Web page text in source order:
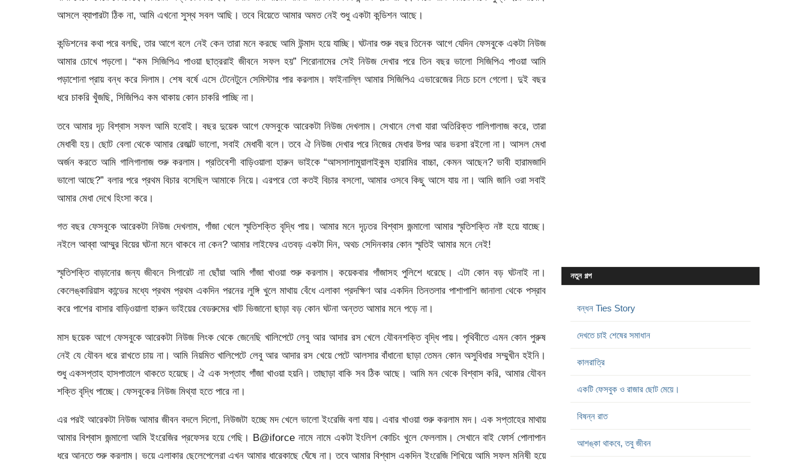
আসলে ব্যাপারটা ঠিক না, আমি এখনো সুস্থ সবল আছি। তবে বিয়েতে আমার অমত নেই শুধু একটা কন্ডিশন আছে।
কন্ডিশনের কথা পরে বলছি, তার আগে বলে নেই কেন তারা মনে করছে আমি উন্মাদ হয়ে যাচ্ছি। ঘটনার শুরু বছর তিনেক আগে যেদিন ফেসবুকে একটা নিউজ
আমার চোখে পড়লো। “কম সিজিপিএ পাওয়া ছাত্ররাই জীবনে সফল হয়” শিরোনামের সেই নিউজ দেখার পরে তিন বছর ভালো সিজিপিএ পাওয়া আমি
পড়াশোনা প্রায় বন্ধ করে দিলাম। শেষ বর্ষে এসে টেনেটুনে সেমিস্টার পার করলাম। ফাইনাল্লি আমার সিজিপিএ এভারেজের নিচে চলে গেলো। দুই বছর
ধরে চাকরি খুঁজছি, সিজিপিএ কম থাকায় কোন চাকরি পাচ্ছি না।
তবে আমার দৃঢ় বিশ্বাস সফল আমি হবোই। বছর দুয়েক আগে ফেসবুকে আরেকটা নিউজ দেখলাম। সেখানে লেখা যারা অতিরিক্ত গালিগালাজ করে, তারা
মেধাবী হয়। ছোট বেলা থেকে আমার রেজাল্ট ভালো, সবাই মেধাবী বলে। তবে ঐ নিউজ দেখার পরে নিজের মেধার উপর আর ভরসা রইলো না। আসল মেধা
অর্জন করতে আমি গালিগালাজ শুরু করলাম। প্রতিবেশী বাড়িওয়ালা হারুন ভাইকে “আসসালামুয়ালাইকুম হারামির বাচ্চা, কেমন আছেন? ভাবী হারামজাদি
ভালো আছে?” বলার পরে প্রথম বিচার বসেছিল আমাকে নিয়ে। এরপরে তো কতই বিচার বসলো, আমার ওসবে কিছু আসে যায় না। আমি জানি ওরা সবাই
আমার মেধা দেখে হিংসা করে।
গত বছর ফেসবুকে আরেকটা নিউজ দেখলাম, গাঁজা খেলে স্মৃতিশক্তি বৃদ্ধি পায়। আমার মনে দৃঢ়তর বিশ্বাস জন্মালো আমার স্মৃতিশক্তি নষ্ট হয়ে যাচ্ছে।
নইলে আব্বা আম্মুর বিয়ের ঘটনা মনে থাকবে না কেন? আমার লাইফের এতবড় একটা দিন, অথচ সেদিনকার কোন স্মৃতিই আমার মনে নেই!
স্মৃতিশক্তি বাড়ানোর জন্য জীবনে সিগারেট না ছোঁয়া আমি গাঁজা খাওয়া শুরু করলাম। কয়েকবার গাঁজাসহ পুলিশে ধরেছে। এটা কোন বড় ঘটনাই না।
কেলেঙ্কারিয়াস কান্ডের মধ্যে প্রথম প্রথম একদিন পরনের লুঙ্গি খুলে মাথায় বেঁধে এলাকা প্রদক্ষিণ আর একদিন তিনতলার পাশাপাশি জানালা থেকে পস্রাব
করে পাশের বাসার বাড়িওয়ালা হারুন ভাইয়ের বেডরুমের খাট ভিজানো ছাড়া বড় কোন ঘটনা অন্তত আমার মনে পড়ে না।
মাস ছয়েক আগে ফেসবুকে আরেকটা নিউজ লিংক থেকে জেনেছি খালিপেটে লেবু আর আদার রস খেলে যৌবনশক্তি বৃদ্ধি পায়। পৃথিবীতে এমন কোন পুরুষ
নেই যে যৌবন ধরে রাখতে চায় না। আমি নিয়মিত খালিপেটে লেবু আর আদার রস খেয়ে পেটে আলসার বাঁধানো ছাড়া তেমন কোন অসুবিধার সম্মুখীন হইনি।
শুধু একসপ্তাহ হাসপাতালে থাকতে হয়েছে। ঐ এক সপ্তাহ গাঁজা খাওয়া হয়নি। তাছাড়া বাকি সব ঠিক আছে। আমি মন থেকে বিশ্বাস করি, আমার যৌবন
শক্তি বৃদ্ধি পাচ্ছে। ফেসবুকের নিউজ মিথ্যা হতে পারে না।
এর পরই আরেকটা নিউজ আমার জীবন বদলে দিলো, নিউজটা হচ্ছে মদ খেলে ভালো ইংরেজি বলা যায়। এবার খাওয়া শুরু করলাম মদ। এক সপ্তাহের মাথায়
আমার বিশ্বাস জন্মালো আমি ইংরেজির প্রফেসর হয়ে গেছি। B@iforce নামে নামে একটা ইংলিশ কোচিং খুলে ফেললাম। সেখানে বাই ফোর্স পোলাপান
ধরে আনতে শুরু করলাম। ভয়ে এলাকার ছেলেপেলেরা এখন আমার ধারেকাছে ঘেঁষে না। তবে আমার বিশ্বাস একদিন ইংরেজি শিখিয়ে আমি সফল মনিষী হয়ে
নতুন গল্প
বন্ধন Ties Story
দেখতে চাই শেষের সমাধান
কালরাত্রি
একটি ফেসবুক ও রাজার ছোট মেয়ে।
বিষন্ন রাত
আশঙ্কা থাকবে, তবু জীবন